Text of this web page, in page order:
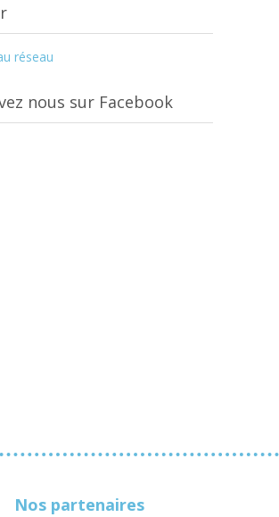
réseau
nous sur Facebook
Nos partenaires